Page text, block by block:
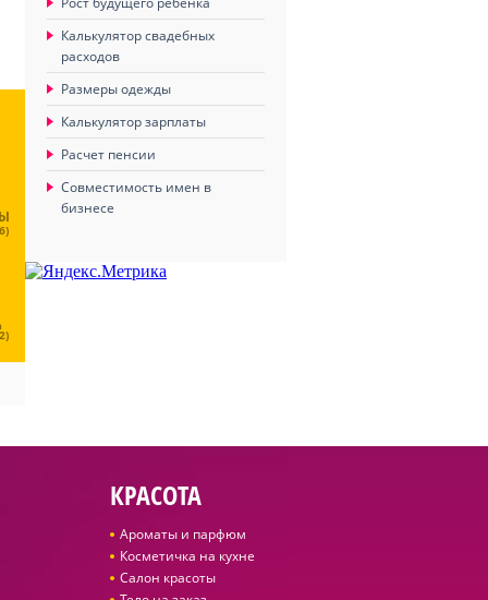
Калькулятор свадебных
расходов
Размеры одежды
Калькулятор зарплаты
Расчет пенсии
Совместимость имен в
бизнесе
КРАСОТА
Ароматы и парфюм
Косметичка на кухне
Салон красоты